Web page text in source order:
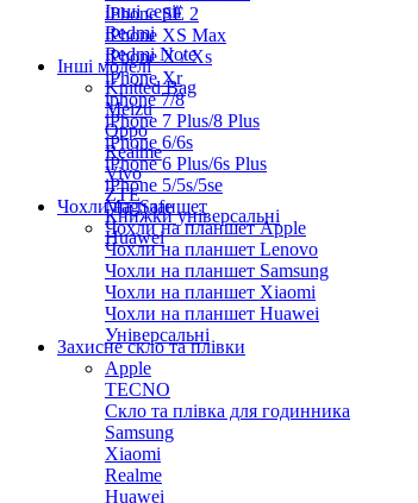
iPhone SE 2
iPhone XS Max
iPhone X / Xs
iPhone Xr
iphone 7/8
iPhone 7 Plus/8 Plus
iPhone 6/6s
iPhone 6 Plus/6s Plus
iPhone 5/5s/5se
MagSafe
Інші серії
Redmi
Redmi Note
Інші моделі
Knitted Bag
Meizu
Oppo
Realme
Vivo
ZTE
Книжки універсальні
Huawei
Чохли на планшет
Чохли на планшет Apple
Чохли на планшет Lenovo
Чохли на планшет Samsung
Чохли на планшет Xiaomi
Чохли на планшет Huawei
Універсальні
Захисне скло та плівки
Apple
TECNO
Скло та плівка для годинника
Samsung
Xiaomi
Realme
Huawei